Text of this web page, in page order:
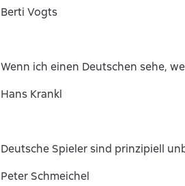
Berti Vogts
Wenn ich einen Deutschen sehe,
Hans Krankl
Deutsche Spieler sind prinzipiell
Peter Schmeichel